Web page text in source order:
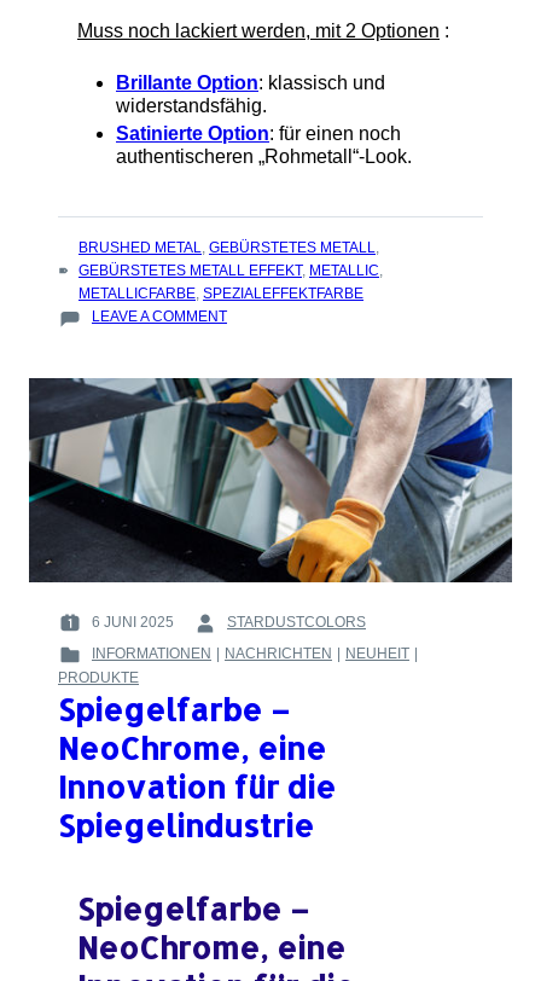
Muss noch lackiert werden, mit 2 Optionen :
Brillante Option: klassisch und
widerstandsfähig.
Satinierte Option: für einen noch
authentischeren „Rohmetall“-Look.
TAGS
:
BRUSHED METAL,GEBÜRSTETES METALL,
GEBÜRSTETES METALL EFFEKT, METALLIC,
METALLICFARBE,SPEZIALEFFEKTFARBE
LEAVE A COMMENTON
MAN
EINEN
GEBÜRSTETEN
METALLEFFEKT
IN
FARBE?
POSTED
ON
6 JUNI 2025
BY
:
STARDUSTCOLORS
POSTED
IN
INFORMATIONEN NACHRICHTEN NEUHEIT
PRODUKTE
Spiegelfarbe –
NeoChrome, eine
Innovation für die
Spiegelindustrie
Spiegelfarbe –
NeoChrome, eine